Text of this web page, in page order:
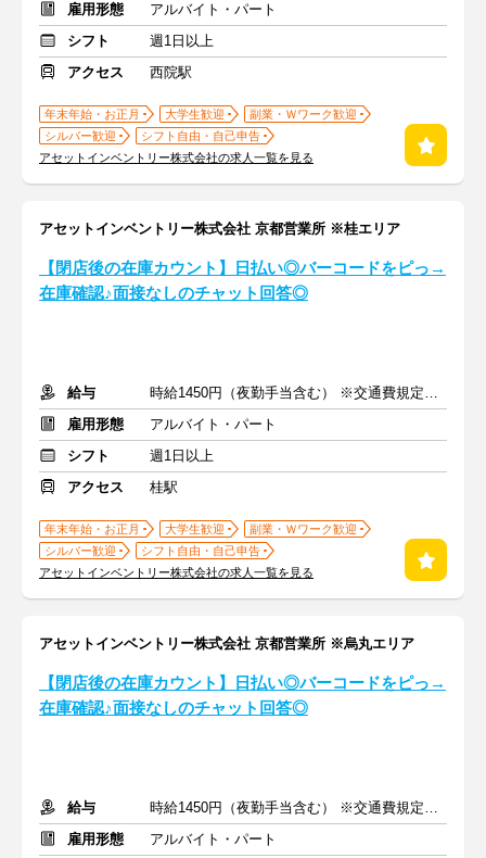
雇用形態
アルバイト・パート
シフト
週1日以上
アクセス
西院駅
年末年始・お正月 大学生歓迎
副業・Ｗワーク歓迎
シルバー歓迎
シフト自由・自己申告
アセットインベントリー株式会社の求人一覧を見る
アセットインベントリー株式会社 京都営業所 ※桂エリア
【閉店後の在庫カウント】日払い◎バーコードをピっ→
在庫確認♪面接なしのチャット回答◎
給与
時給1450円（夜勤手当含む） ※交通費規定内支給
雇用形態
アルバイト・パート
シフト
週1日以上
アクセス
桂駅
年末年始・お正月 大学生歓迎
副業・Ｗワーク歓迎
シルバー歓迎
シフト自由・自己申告
アセットインベントリー株式会社の求人一覧を見る
アセットインベントリー株式会社 京都営業所 ※烏丸エリア
【閉店後の在庫カウント】日払い◎バーコードをピっ→
在庫確認♪面接なしのチャット回答◎
給与
時給1450円（夜勤手当含む） ※交通費規定内支給
雇用形態
アルバイト・パート